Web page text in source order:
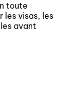
toute
les visas, les
avant